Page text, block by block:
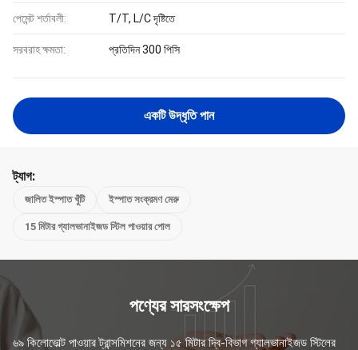
পেমেন্ট শর্তাবলী: T/T, L/C দৃষ্টিতে
সরবরাহ ক্ষমতা: প্রতিদিন 300 পিসি
একটি উদ্ধৃতি পান
ট্যাগ:
জালিত ইস্পাত খুঁটি ইস্পাত সংক্রমণ মেরু
15 মিটার গ্যালভানাইজড স্টিল পাওয়ার পোল
পণ্যের সারসংক্ষেপ
৬৯ কিলোভোল্ট পাওয়ার ট্রান্সমিশনের জন্য ১৫ মিটার দ্বি-বিভাগ গ্যালভানাইজড স্টিলের